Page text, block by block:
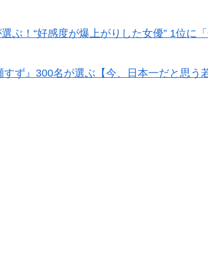
選ぶ！“好感度が爆上がりした女優” 1位に
ず』300名が選ぶ【今、日本一だと思う